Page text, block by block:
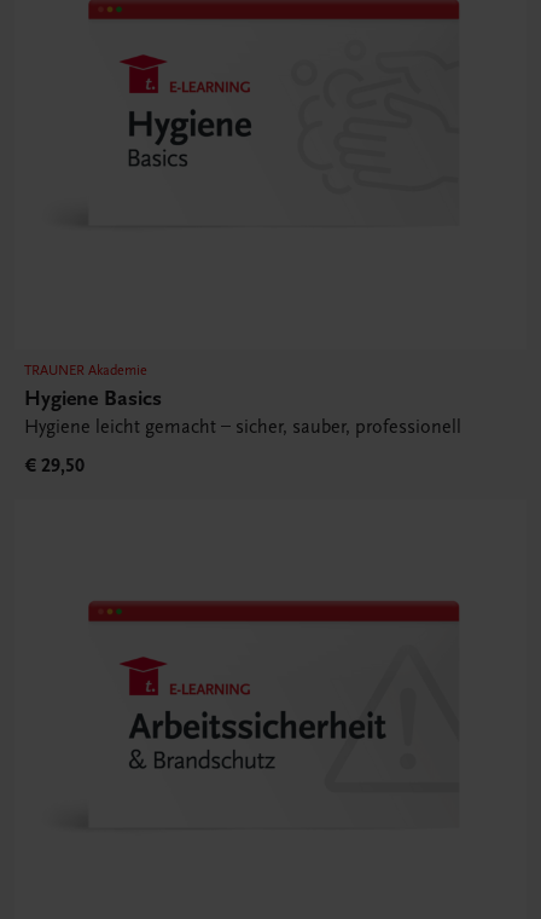
TRAUNER Akademie
Hygiene Basics
Hygiene leicht gemacht – sicher, sauber, professionell
€ 29,50